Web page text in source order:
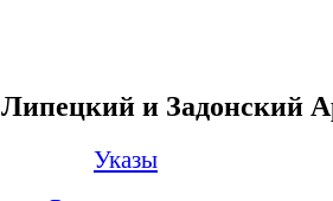
и Задонский
Указы